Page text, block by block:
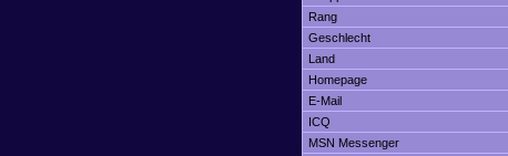
Rang
Geschlecht
Land
Homepage
E-Mail
ICQ
MSN Messenger